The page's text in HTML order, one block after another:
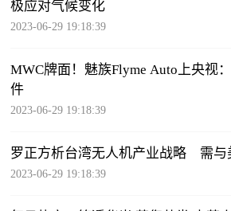
极应对气候变化
2023-06-29 19:18:39
MWC牌面！魅族Flyme Auto上央视
件
2023-06-29 19:18:39
罗正方析台湾无人机产业战略 需与
2023-06-29 19:18:39